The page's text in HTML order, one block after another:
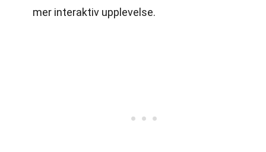
mer interaktiv upplevelse.